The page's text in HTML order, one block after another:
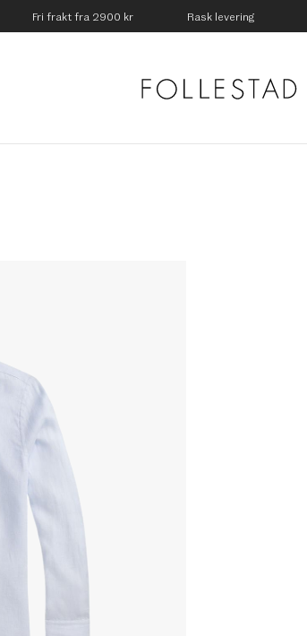
Fri frakt fra 2900 kr Rask levering